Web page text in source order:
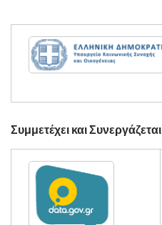
Συμμετέχει και Συνεργάζεται